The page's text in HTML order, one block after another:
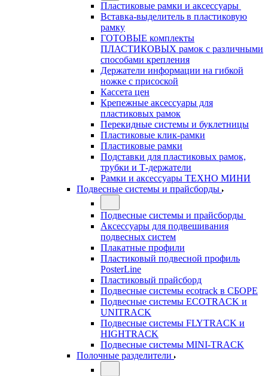
Пластиковые рамки и аксессуары
Вставка-выделитель в пластиковую
рамку
ГОТОВЫЕ комплекты
ПЛАСТИКОВЫХ рамок с различными
способами крепления
Держатели информации на гибкой
ножке с присоской
Кассета цен
Крепежные аксессуары для
пластиковых рамок
Перекидные системы и буклетницы
Пластиковые клик-рамки
Пластиковые рамки
Подставки для пластиковых рамок,
трубки и Т-держатели
Рамки и аксессуары ТЕХНО МИНИ
Подвесные системы и прайсборды
Подвесные системы и прайсборды
Аксессуары для подвешивания
подвесных систем
Плакатные профили
Пластиковый подвесной профиль
PosterLine
Пластиковый прайсборд
Подвесные системы ecotrack в СБОРЕ
Подвесные системы ECOTRACK и
UNITRACK
Подвесные системы FLYTRACK и
HIGHTRACK
Подвесные системы MINI-TRACK
Полочные разделители